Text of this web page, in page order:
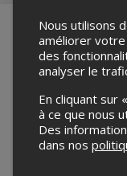
Merci de
Nous utilisons
améliorer
des
analyser le
En cliquant sur
à ce que nous
Des
dans nos